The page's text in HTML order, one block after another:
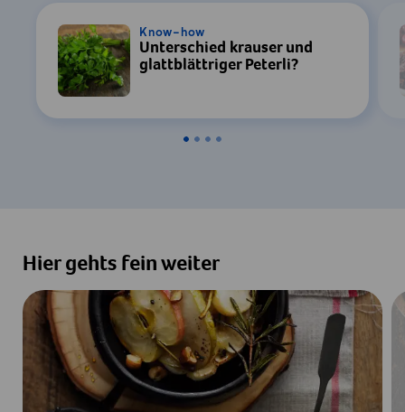
Know-how
Unterschied krauser und
glattblättriger Peterli?
Hier gehts fein weiter